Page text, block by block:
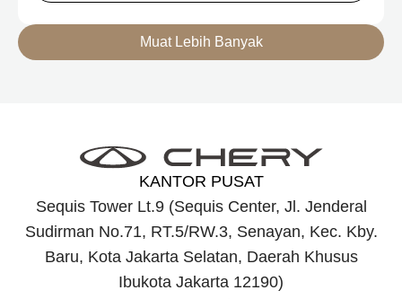
(CSH), lengkap dengan berbagai fasilitas, aktivitas, dan
program apresiasi untuk konsumen.
Muat Lebih Banyak
KANTOR PUSAT
Sequis Tower Lt.9 (Sequis Center, Jl. Jenderal
Sudirman No.71, RT.5/RW.3, Senayan, Kec. Kby.
Baru, Kota Jakarta Selatan, Daerah Khusus
Ibukota Jakarta 12190)